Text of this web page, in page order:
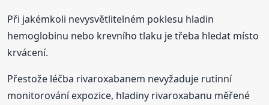
Při jakémkoli nevysvětlitelném poklesu hladin
hemoglobinu nebo krevního tlaku je třeba hledat místo
krvácení.
Přestože léčba rivaroxabanem nevyžaduje rutinní
monitorování expozice, hladiny rivaroxabanu měřené